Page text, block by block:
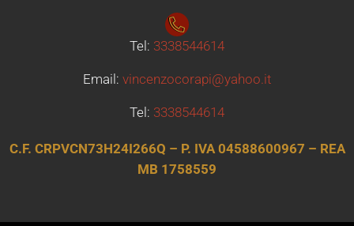
Tel: 3338544614
Email: vincenzocorapi@yahoo.it
Tel: 3338544614
C.F. CRPVCN73H24I266Q – P. IVA 04588600967 – REA
MB 1758559